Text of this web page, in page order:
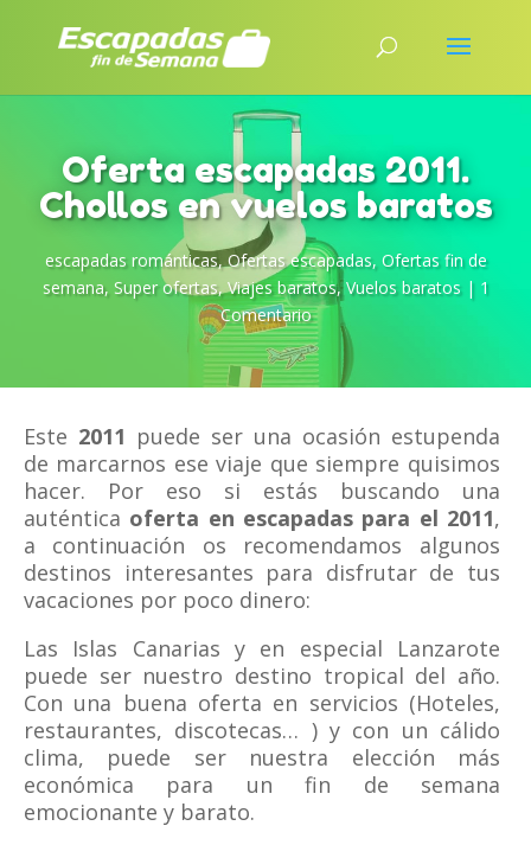
Oferta escapadas 2011.
Chollos en vuelos baratos
escapadas románticas,Ofertas escapadas, Ofertas fin de
semana, Super ofertas,Viajes baratos,Vuelos baratos| 1
Comentario
Este 2011 puede ser una ocasión estupenda
de marcarnos ese viaje que siempre quisimos
hacer. Por eso si estás buscando una
auténtica oferta en escapadas para el 2011,
a continuación os recomendamos algunos
destinos interesantes para disfrutar de tus
vacaciones por poco dinero:
Las Islas Canarias y en especial Lanzarote
puede ser nuestro destino tropical del año.
Con una buena oferta en servicios (Hoteles,
restaurantes, discotecas… ) y con un cálido
clima, puede ser nuestra elección más
económica para un fin de semana
emocionante y barato.